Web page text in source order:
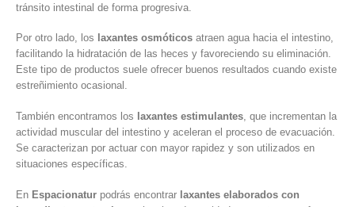
tránsito intestinal de forma progresiva.
Por otro lado, los laxantes osmóticos atraen agua hacia el intestino,
facilitando la hidratación de las heces y favoreciendo su eliminación.
Este tipo de productos suele ofrecer buenos resultados cuando existe
estreñimiento ocasional.
También encontramos los laxantes estimulantes, que incrementan la
actividad muscular del intestino y aceleran el proceso de evacuación.
Se caracterizan por actuar con mayor rapidez y son utilizados en
situaciones específicas.
En Espacionatur podrás encontrar laxantes elaborados con